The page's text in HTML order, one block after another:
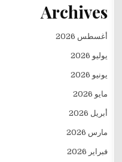
Archives
أغسطس 2026
يوليو 2026
يونيو 2026
مايو 2026
أبريل 2026
مارس 2026
فبراير 2026